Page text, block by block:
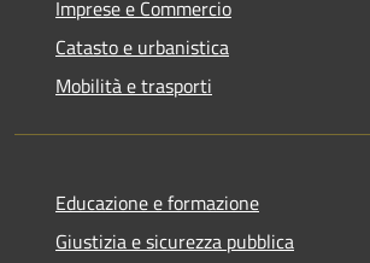
Imprese e Commercio
Catasto e urbanistica
Mobilità e trasporti
Educazione e formazione
Giustizia e sicurezza pubblica